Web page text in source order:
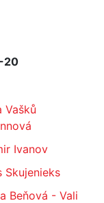
20
Vašků
Ivanov
Skujenieks
Beňová - Vali